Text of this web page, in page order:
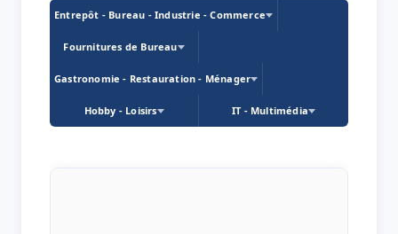
Entrepôt - Bureau - Industrie - Commerce
Fournitures de Bureau
Gastronomie - Restauration - Ménager
Hobby - Loisirs IT - Multimédia